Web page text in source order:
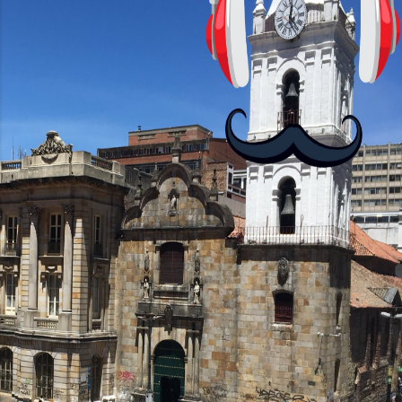
antes nos enseñó francés, ahora nos
convierta en jugadores de ajedrez? Aún
no podrás jugar contra otros humanos
La aplicación Duolingo fue lanzada en
2012 y cuenta con más de 37 millones
de usuarios activos diarios. Desde 2022,
ha empeza...